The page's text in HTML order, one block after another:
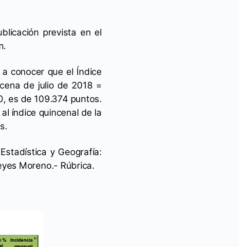
prevista en el
conocer que el Índice
de julio de 2018 =
es de 109.374 puntos.
índice quincenal de la
y Geografía:
Moreno.- Rúbrica.